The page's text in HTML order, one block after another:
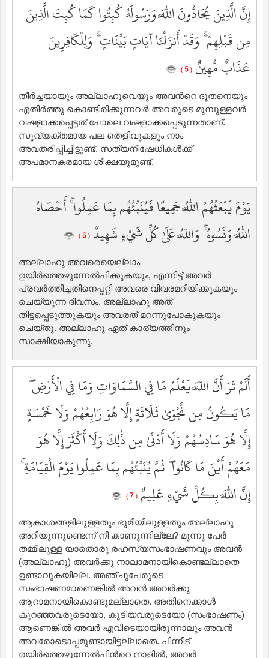
إِنَّ الَّذِينَ يُحَادُّونَ اللَّهَ وَرَسُولَهُ كُبِتُوا كَمَا كُبِتَ الَّذِينَ
مِن قَبْلِهِمْ ۚ وَقَدْ أَنزَلْنَا آيَاتٍ بَيِّنَاتٍ ۚ وَلِلْكَافِرِينَ
عَذَابٌ مُّهِينٌ ( 5 )
തീര്‍ച്ചയായും അല്ലാഹുവെയും അവന്‍റെ ദൂതനെയും
എതിര്‍ത്തു കൊണ്ടിരിക്കുന്നവര്‍ അവരുടെ മുമ്പുള്ളവര്‍
വഷളാക്കപ്പെട്ടത് പോലെ വഷളാക്കപ്പെടുന്നതാണ്‌.
സുവ്യക്തമായ പല തെളിവുകളും നാം
അവതരിപ്പിച്ചിട്ടുണ്ട്‌. സത്യനിഷേധികള്‍ക്ക്
അപമാനകരമായ ശിക്ഷയുമുണ്ട്‌.
يَوْمَ يَبْعَثُهُمُ اللَّهُ جَمِيعًا فَيُنَبِّئُهُم بِمَا عَمِلُوا ۚ أَحْصَاهُ
اللَّهُ وَنَسُوهُ ۚ وَاللَّهُ عَلَىٰ كُلِّ شَيْءٍ شَهِيدٌ ( 6 )
അല്ലാഹു അവരെയെല്ലാം
ഉയിര്‍ത്തെഴുന്നേല്‍പിക്കുകയും, എന്നിട്ട് അവര്‍
പ്രവര്‍ത്തിച്ചതിനെപ്പറ്റി അവരെ വിവരമറിയിക്കുകയും
ചെയ്യുന്ന ദിവസം. അല്ലാഹു അത്
തിട്ടപ്പെടുത്തുകയും അവരത് മറന്നുപോകുകയും
ചെയ്തു. അല്ലാഹു ഏത് കാര്യത്തിനും
സാക്ഷിയാകുന്നു.
أَلَمْ تَرَ أَنَّ اللَّهَ يَعْلَمُ مَا فِي السَّمَاوَاتِ وَمَا فِي الْأَرْضِ ۖ
مَا يَكُونُ مِن نَّجْوَىٰ ثَلَاثَةٍ إِلَّا هُوَ رَابِعُهُمْ وَلَا خَمْسَةٍ
إِلَّا هُوَ سَادِسُهُمْ وَلَا أَدْنَىٰ مِن ذَٰلِكَ وَلَا أَكْثَرَ إِلَّا هُوَ
مَعَهُمْ أَيْنَ مَا كَانُوا ۖ ثُمَّ يُنَبِّئُهُم بِمَا عَمِلُوا يَوْمَ الْقِيَامَةِ ۚ
إِنَّ اللَّهَ بِكُلِّ شَيْءٍ عَلِيمٌ ( 7 )
ആകാശങ്ങളിലുള്ളതും ഭൂമിയിലുള്ളതും അല്ലാഹു
അറിയുന്നുണ്ടെന്ന് നീ കാണുന്നില്ലേ? മൂന്നു പേര്‍
തമ്മിലുള്ള യാതൊരു രഹസ്യസംഭാഷണവും അവന്‍
(അല്ലാഹു) അവര്‍ക്കു നാലാമനായികൊണ്ടല്ലാതെ
ഉണ്ടാവുകയില്ല. അഞ്ചുപേരുടെ
സംഭാഷണമാണെങ്കില്‍ അവന്‍ അവര്‍ക്കു
ആറാമനായികൊണ്ടുമല്ലാതെ. അതിനെക്കാള്‍
കുറഞ്ഞവരുടെയോ, കൂടിയവരുടെയോ (സംഭാഷണം)
ആണെങ്കില്‍ അവര്‍ എവിടെയായിരുന്നാലും അവന്‍
അവരോടൊപ്പമുണ്ടായിട്ടല്ലാതെ. പിന്നീട്
ഉയിര്‍ത്തെഴുന്നേല്‍പിന്‍റെ നാളില്‍, അവര്‍